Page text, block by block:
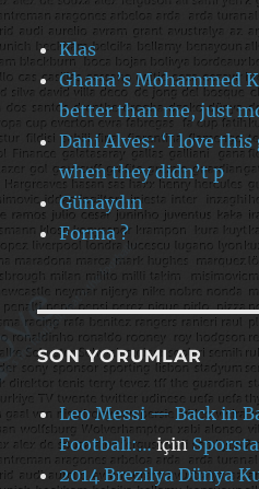
Klas
Ghana’s Mohammed
better than me, just
Dani Alves: ‘I love
when they didn’t p
Günaydın
Forma ?
SON YORUMLAR
Leo Messi — Back in
Football:…için
2014 Brezilya Dünya